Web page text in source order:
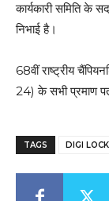
कार्यकारी समिति के
निभाई है।
68वीं राष्ट्रीय
24) के सभी प्रमाण
TAGS DIGI